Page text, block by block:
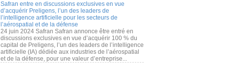
Safran entre en discussions exclusives en vue
d’acquérir Preligens, l’un des leaders de
l’intelligence artificielle pour les secteurs de
l’aérospatial et de la défense
24 juin 2024 Safran Safran annonce être entré en
discussions exclusives en vue d’acquérir 100 % du
capital de Preligens, l’un des leaders de l’intelligence
artificielle (IA) dédiée aux industries de l’aérospatial
et de la défense, pour une valeur d’entreprise...